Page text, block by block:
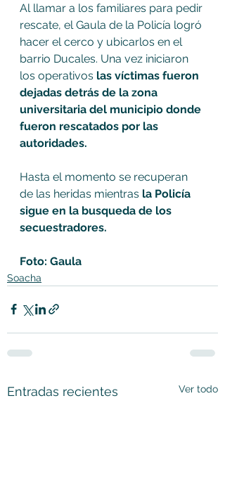
Al llamar a los familiares para pedir
rescate, el Gaula de la Policía logró
hacer el cerco y ubicarlos en el
barrio Ducales. Una vez iniciaron
los operativos las víctimas fueron
dejadas detrás de la zona
universitaria del municipio donde
fueron rescatados por las
autoridades.
Hasta el momento se recuperan
de las heridas mientras la Policía
sigue en la busqueda de los
secuestradores.
Foto: Gaula
Soacha
Entradas recientes Ver todo